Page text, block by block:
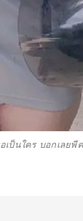
เป็นใคร บอกเลยพี